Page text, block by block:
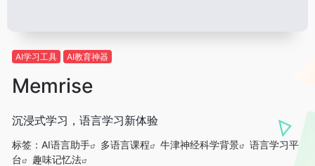
AI学习工具 AI教育神器
Memrise
沉浸式学习，语言学习新体验
标签： AI语言助手 多语言课程 牛津神经科学背景
语言学习平
台
趣味记忆法